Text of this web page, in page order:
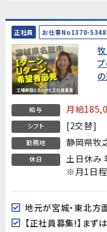
正社員 お仕事No1370-5348
給与 月給
シフト [2交替]
勤務地 静岡県牧
休日
土日休み
※月1日程